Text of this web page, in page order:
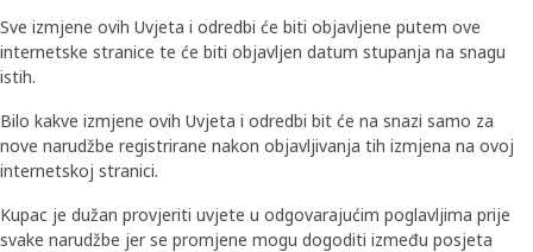
Sve izmjene ovih Uvjeta i odredbi će biti objavljene putem ove
internetske stranice te će biti objavljen datum stupanja na snagu
istih.
Bilo kakve izmjene ovih Uvjeta i odredbi bit će na snazi samo za
nove narudžbe registrirane nakon objavljivanja tih izmjena na ovoj
internetskoj stranici.
Kupac je dužan provjeriti uvjete u odgovarajućim poglavljima prije
svake narudžbe jer se promjene mogu dogoditi između posjeta